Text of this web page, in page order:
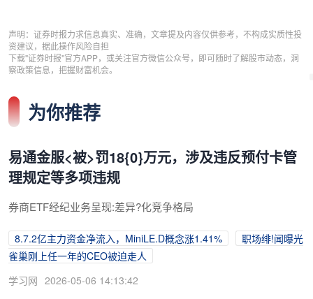
声明：证券时报力求信息真实、准确，文章提及内容仅供参考，不构成实质性投
资建议，据此操作风险自担
下载"证券时报"官方APP，或关注官方微信公众号，即可随时了解股市动态，洞
察政策信息，把握财富机会。
为你推荐
易通金服<被>罚18{0}万元，涉及违反预付卡管
理规定等多项违规
券商ETF经纪业务呈现:差异?化竞争格局
8.7.2亿主力资金净流入，MiniLE.D概念涨1.41%
职场绯!闻曝光
雀巢刚上任一年的CEO被迫走人
学习网 2026-05-06 14:13:42